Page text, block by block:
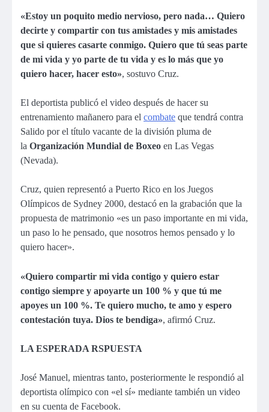
«Estoy un poquito medio nervioso, pero nada… Quiero
decirte y compartir con tus amistades y mis amistades
que si quieres casarte conmigo. Quiero que tú seas parte
de mi vida y yo parte de tu vida y es lo más que yo
quiero hacer, hacer esto», sostuvo Cruz.
El deportista publicó el video después de hacer su
entrenamiento mañanero para el combate que tendrá contra
Salido por el título vacante de la división pluma de
la Organización Mundial de Boxeo en Las Vegas
(Nevada).
Cruz, quien representó a Puerto Rico en los Juegos
Olímpicos de Sydney 2000, destacó en la grabación que la
propuesta de matrimonio «es un paso importante en mi vida,
un paso lo he pensado, que nosotros hemos pensado y lo
quiero hacer».
«Quiero compartir mi vida contigo y quiero estar
contigo siempre y apoyarte un 100 % y que tú me
apoyes un 100 %. Te quiero mucho, te amo y espero
contestación tuya. Dios te bendiga», afirmó Cruz.
LA ESPERADA RSPUESTA
José Manuel, mientras tanto, posteriormente le respondió al
deportista olímpico con «el sí» mediante también un video
en su cuenta de Facebook.